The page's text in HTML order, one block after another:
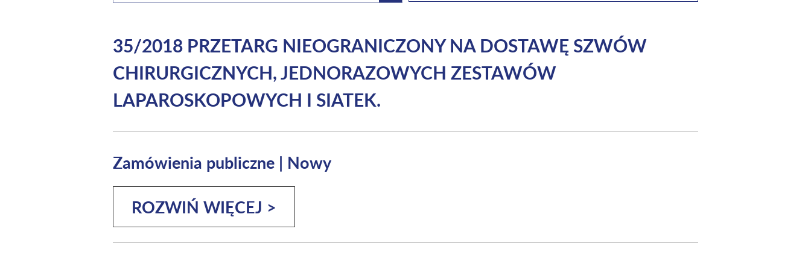
35/2018 PRZETARG NIEOGRANICZONY NA DOSTAWĘ SZWÓW
CHIRURGICZNYCH, JEDNORAZOWYCH ZESTAWÓW
LAPAROSKOPOWYCH I SIATEK.
Zamówienia publiczne | Nowy
ROZWIŃ WIĘCEJ >